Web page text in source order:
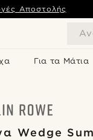
Για τα Μάτια
Αποστολής
Wedge